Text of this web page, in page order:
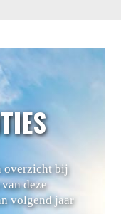
overzicht bij
deze
volgend jaar